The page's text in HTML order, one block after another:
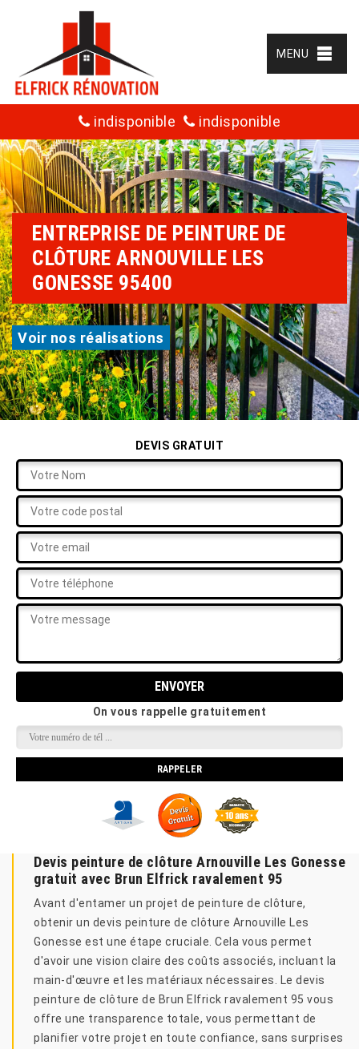
MENU
indisponible indisponible
ENTREPRISE DE PEINTURE DE
CLÔTURE ARNOUVILLE LES
GONESSE 95400
Voir nos réalisations
DEVIS GRATUIT
On vous rappelle gratuitement
Devis peinture de clôture Arnouville Les Gonesse
gratuit avec Brun Elfrick ravalement 95
Avant d'entamer un projet de peinture de clôture,
obtenir un devis peinture de clôture Arnouville Les
Gonesse est une étape cruciale. Cela vous permet
d'avoir une vision claire des coûts associés, incluant la
main-d'œuvre et les matériaux nécessaires. Le devis
peinture de clôture de Brun Elfrick ravalement 95 vous
offre une transparence totale, vous permettant de
planifier votre projet en toute confiance, sans surprises